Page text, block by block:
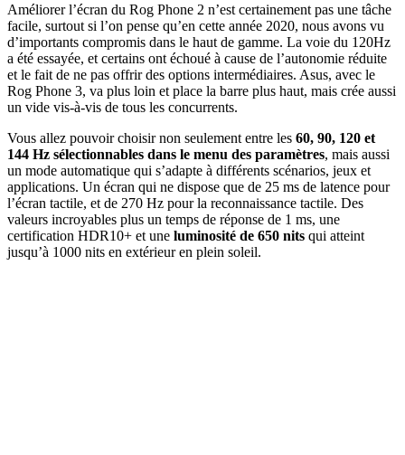
Améliorer l’écran du Rog Phone 2 n’est certainement pas une tâche
facile, surtout si l’on pense qu’en cette année 2020, nous avons vu
d’importants compromis dans le haut de gamme. La voie du 120Hz
a été essayée, et certains ont échoué à cause de l’autonomie réduite
et le fait de ne pas offrir des options intermédiaires. Asus, avec le
Rog Phone 3, va plus loin et place la barre plus haut, mais crée aussi
un vide vis-à-vis de tous les concurrents.
Vous allez pouvoir choisir non seulement entre les 60, 90, 120 et
144 Hz sélectionnables dans le menu des paramètres, mais aussi
un mode automatique qui s’adapte à différents scénarios, jeux et
applications. Un écran qui ne dispose que de 25 ms de latence pour
l’écran tactile, et de 270 Hz pour la reconnaissance tactile. Des
valeurs incroyables plus un temps de réponse de 1 ms, une
certification HDR10+ et une luminosité de 650 nits qui atteint
jusqu’à 1000 nits en extérieur en plein soleil.